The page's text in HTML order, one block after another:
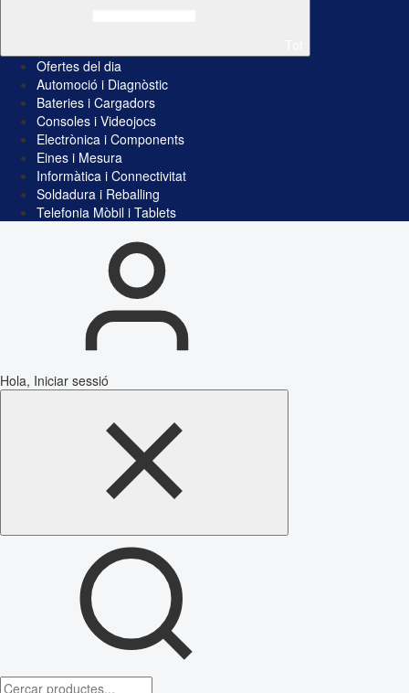
Ofertes del dia
Automoció i Diagnòstic
Bateries i Cargadors
Consoles i Videojocs
Electrònica i Components
Eines i Mesura
Informàtica i Connectivitat
Soldadura i Reballing
Telefonia Mòbil i Tablets
Hola, Iniciar sessió